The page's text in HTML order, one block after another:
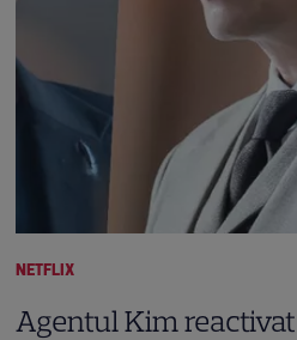
NETFLIX
Agentul Kim